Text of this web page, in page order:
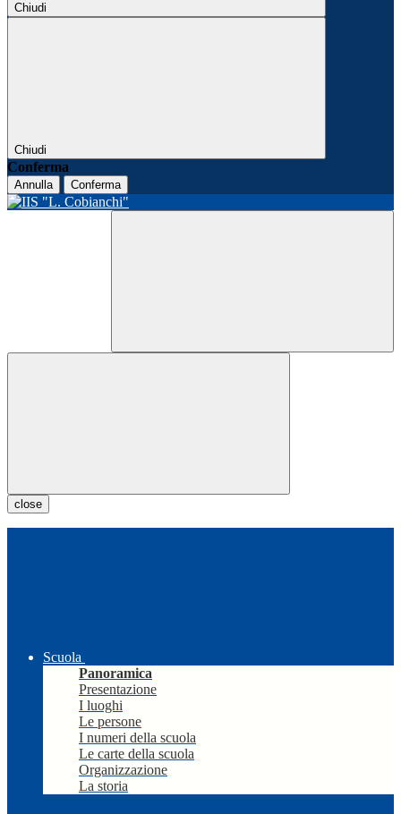
Chiudi
Chiudi
Conferma
Annulla Conferma
close
Scuola
Panoramica
Presentazione
I luoghi
Le persone
I numeri della scuola
Le carte della scuola
Organizzazione
La storia